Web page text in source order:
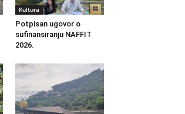
Kultura
Potpisan ugovor o
sufinansiranju NAFFIT
2026.